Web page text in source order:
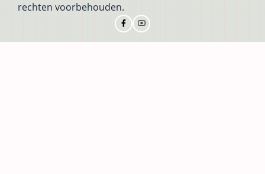
rechten voorbehouden.